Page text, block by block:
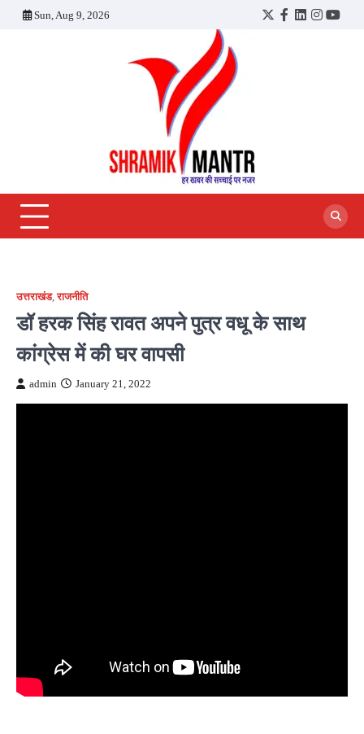
Sun, Aug 9, 2026
Twitter
Facebook
LinkedIn
उत्तराखंड,राजनीति
डॉ हरक सिंह रावत अपने पुत्र वधू के साथ
कांग्रेस में की घर वापसी
admin January 21, 2022